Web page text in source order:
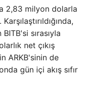
2,83 milyon dolarla
sırasıyla
net çıkış
ARKB'sinin de
gün içi akış sıfır